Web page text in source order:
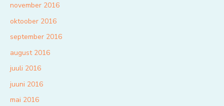
november 2016
oktoober 2016
september 2016
august 2016
juuli 2016
juuni 2016
mai 2016